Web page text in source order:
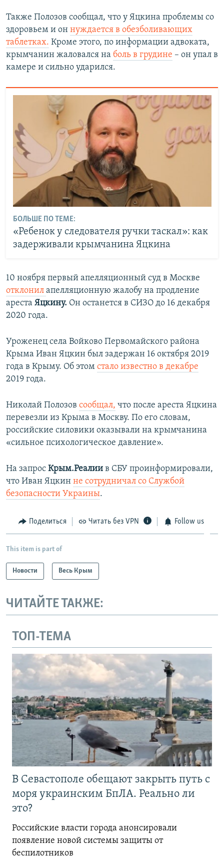
Также Полозов сообщал, что у Яцкина проблемы со
здоровьем и он нуждается в обезболивающих
таблетках. Кроме этого, по информации адвоката,
крымчанин жаловался на боль в грудине – он упал в
камере и сильно ударился.
БОЛЬШЕ ПО ТЕМЕ:
«Ребенок у следователя ручки таскал»: как
задерживали крымчанина Яцкина
10 ноября первый апелляционный суд в Москве
отклонил апелляционную жалобу на продление
ареста Яцкину. Он останется в СИЗО до 16 декабря
2020 года.
Уроженец села Войково Первомайского района
Крыма Иван Яцкин был задержан 16 октября 2019
года в Крыму. Об этом стало известно в декабре
2019 года.
Николай Полозов сообщал, что после ареста Яцкина
перевезли из Крыма в Москву. По его словам,
российские силовики оказывали на крымчанина
«сильное психологическое давление».
На запрос Крым.Реалии в СБУ проинформировали,
что Иван Яцкин не сотрудничал со Службой
безопасности Украины.
Поделиться Читать без VPN Follow us
This item is part of
Новости Весь Крым
ЧИТАЙТЕ ТАКЖЕ:
ТОП-ТЕМА
В Севастополе обещают закрыть путь с
моря украинским БпЛА. Реально ли
это?
Российские власти города анонсировали
появление новой системы защиты от
беспилотников